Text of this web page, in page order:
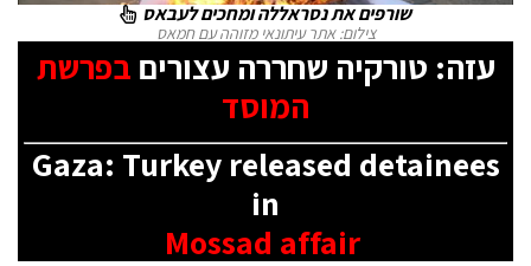
שורפים את נסראללה ומחכים לעבאס
צילום: אתר עיתונאי מזוהה עם חמאס
עזה: טורקיה שחררה עצורים בפרשת
המוסד
Gaza: Turkey released detainees
in
Mossad affair